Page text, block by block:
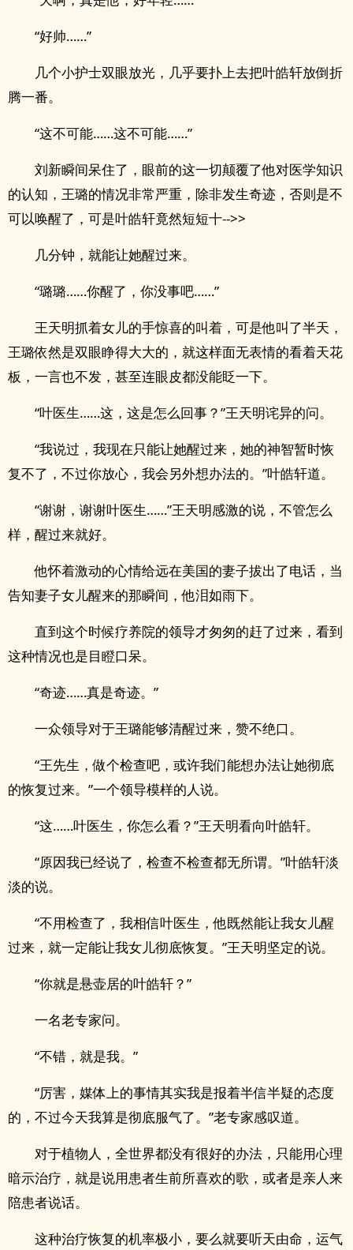
“好帅……”
几个小护士双眼放光，几乎要扑上去把叶皓轩放倒折
腾一番。
“这不可能……这不可能……”
刘新瞬间呆住了，眼前的这一切颠覆了他对医学知识
的认知，王璐的情况非常严重，除非发生奇迹，否则是不
可以唤醒了，可是叶皓轩竟然短短十-->>
几分钟，就能让她醒过来。
“璐璐……你醒了，你没事吧……”
王天明抓着女儿的手惊喜的叫着，可是他叫了半天，
王璐依然是双眼睁得大大的，就这样面无表情的看着天花
板，一言也不发，甚至连眼皮都没能眨一下。
“叶医生……这，这是怎么回事？”王天明诧异的问。
“我说过，我现在只能让她醒过来，她的神智暂时恢
复不了，不过你放心，我会另外想办法的。”叶皓轩道。
“谢谢，谢谢叶医生……”王天明感激的说，不管怎么
样，醒过来就好。
他怀着激动的心情给远在美国的妻子拔出了电话，当
告知妻子女儿醒来的那瞬间，他泪如雨下。
直到这个时候疗养院的领导才匆匆的赶了过来，看到
这种情况也是目瞪口呆。
“奇迹……真是奇迹。”
一众领导对于王璐能够清醒过来，赞不绝口。
“王先生，做个检查吧，或许我们能想办法让她彻底
的恢复过来。”一个领导模样的人说。
“这……叶医生，你怎么看？”王天明看向叶皓轩。
“原因我已经说了，检查不检查都无所谓。”叶皓轩淡
淡的说。
“不用检查了，我相信叶医生，他既然能让我女儿醒
过来，就一定能让我女儿彻底恢复。”王天明坚定的说。
“你就是悬壶居的叶皓轩？”
一名老专家问。
“不错，就是我。”
“厉害，媒体上的事情其实我是报着半信半疑的态度
的，不过今天我算是彻底服气了。”老专家感叹道。
对于植物人，全世界都没有很好的办法，只能用心理
暗示治疗，就是说用患者生前所喜欢的歌，或者是亲人来
陪患者说话。
这种治疗恢复的机率极小，要么就要听天由命，运气